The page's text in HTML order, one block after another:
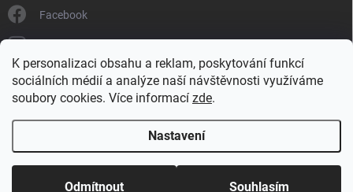
K personalizaci obsahu a reklam, poskytování funkcí
sociálních médií a analýze naší návštěvnosti využíváme
soubory cookies. Více informací zde.
Nastavení
Odmítnout Souhlasím
Facebook
+420 725 190 583
Copyright 2026DONATE. Všechna práva vyhrazena.Upravit nastavení